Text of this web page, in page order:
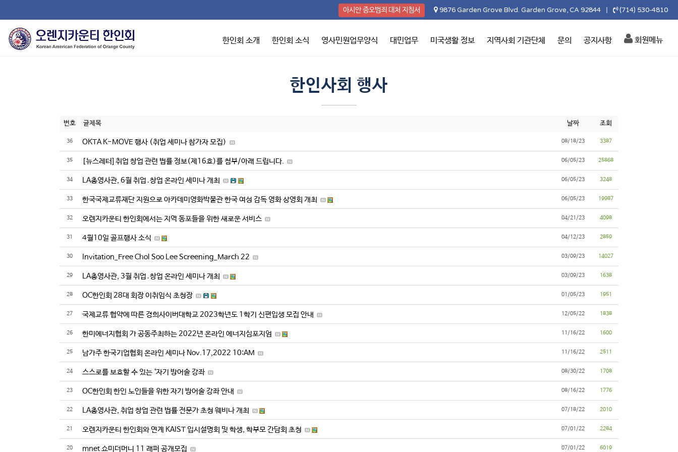
아시안 증오범죄 대처 지침서 9876 Garden Grove Blvd. Garden Grove, CA 92844 (714) 530-4810
한인회 소개 한인회 소식 영사민원업무양식 대민업무 미국생활 정보 지역사회 기관단체 문의 공지사항 회원메뉴
한인사회 행사
번호 글제목 날짜 조회
36 OKTA K-MOVE 행사 (취업 세미나 참가자 모집) 08/18/23 3387
35 [뉴스레터] 취업 창업 관련 법률 정보(제16호)를 첨부/아래 드립니다. 06/05/23 25868
34 LA총영사관, 6월 취업․창업 온라인 세미나 개최 06/05/23 3248
33 한국국제교류재단 지원으로 아카데미영화박물관 한국 여성 감독 영화 상영회 개최 06/05/23 19987
32 오렌지카운티 한인회에서는 지역 동포들을 위한 새로운 서비스 04/21/23 4098
31 4월10일 골프행사 소식 04/12/23 2859
30 Invitation_Free Chol Soo Lee Screening_March 22 03/09/23 14027
29 LA총영사관, 3월 취업․창업 온라인 세미나 개최 03/09/23 1638
28 OC한인회 28대 회장 이취임식 초청장 01/05/23 1951
27 국제교류 협약에 따른 경희사이버대학교 2023학년도 1학기 신편입생 모집 안내 12/05/22 1838
26 한미에너지협회 가 공동주최하는 2022년 온라인 에너지심포지엄 11/16/22 1600
25 남가주 한국기업협회 온라인 세미나 Nov.17,2022 10:AM 11/16/22 2511
24 스스로를 보호할 수 있는 ‘자기 방어술 강좌 08/30/22 1708
23 OC한인회 한인 노인들을 위한 자기 방어술 강좌 안내 08/16/22 1776
22 LA총영사관, 취업 창업 관련 법률 전문가 초청 웨비나 개최 07/18/22 2010
21 오렌지카운티 한인회와 연계 KAIST 입시설명회 및 학생, 학부모 간담회 초청 07/01/22 2284
20 mnet 쇼미더머니 11 래퍼 공개모집 07/01/22 6019